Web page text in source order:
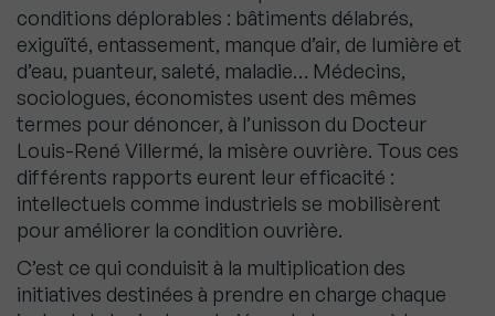
conditions déplorables : bâtiments délabrés,
exiguïté, entassement, manque d’air, de lumière et
d’eau, puanteur, saleté, maladie… Médecins,
sociologues, économistes usent des mêmes
termes pour dénoncer, à l’unisson du Docteur
Louis-René Villermé, la misère ouvrière. Tous ces
différents rapports eurent leur efficacité :
intellectuels comme industriels se mobilisèrent
pour améliorer la condition ouvrière.
C’est ce qui conduisit à la multiplication des
initiatives destinées à prendre en charge chaque